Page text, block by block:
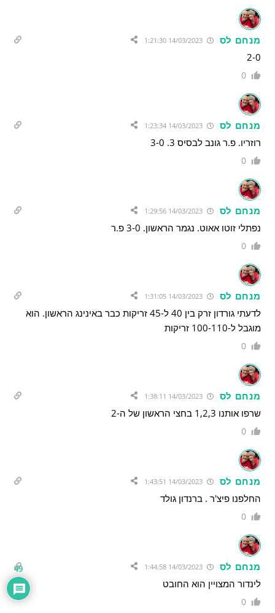
מנחם לס 14/03/2023 1:21:30
2-0
0
מנחם לס 14/03/2023 1:23:34
רוזריו. פ.ר גונב לבסיס 3. 3-0
0
מנחם לס 14/03/2023 1:29:56
נפתלי זוטו אאוט. נגמר הראשון. 3-0 פ.ר
0
מנחם לס 14/03/2023 1:31:05
לדעתי גורדון זרק בין 40 ל-45 זריקות כבר באינינג הראשון. הוא
מוגבל ל-100-110 זריקות
0
מנחם לס 14/03/2023 1:38:11
שרפו אותנו 1,2,3 בחצי הראשון של ה-2
0
מנחם לס 14/03/2023 1:43:51
החלפנו פיצ'ר . ברנדון גולד
0
מנחם לס 14/03/2023 1:44:58
לינדור המצויין הוא החובט
0
49